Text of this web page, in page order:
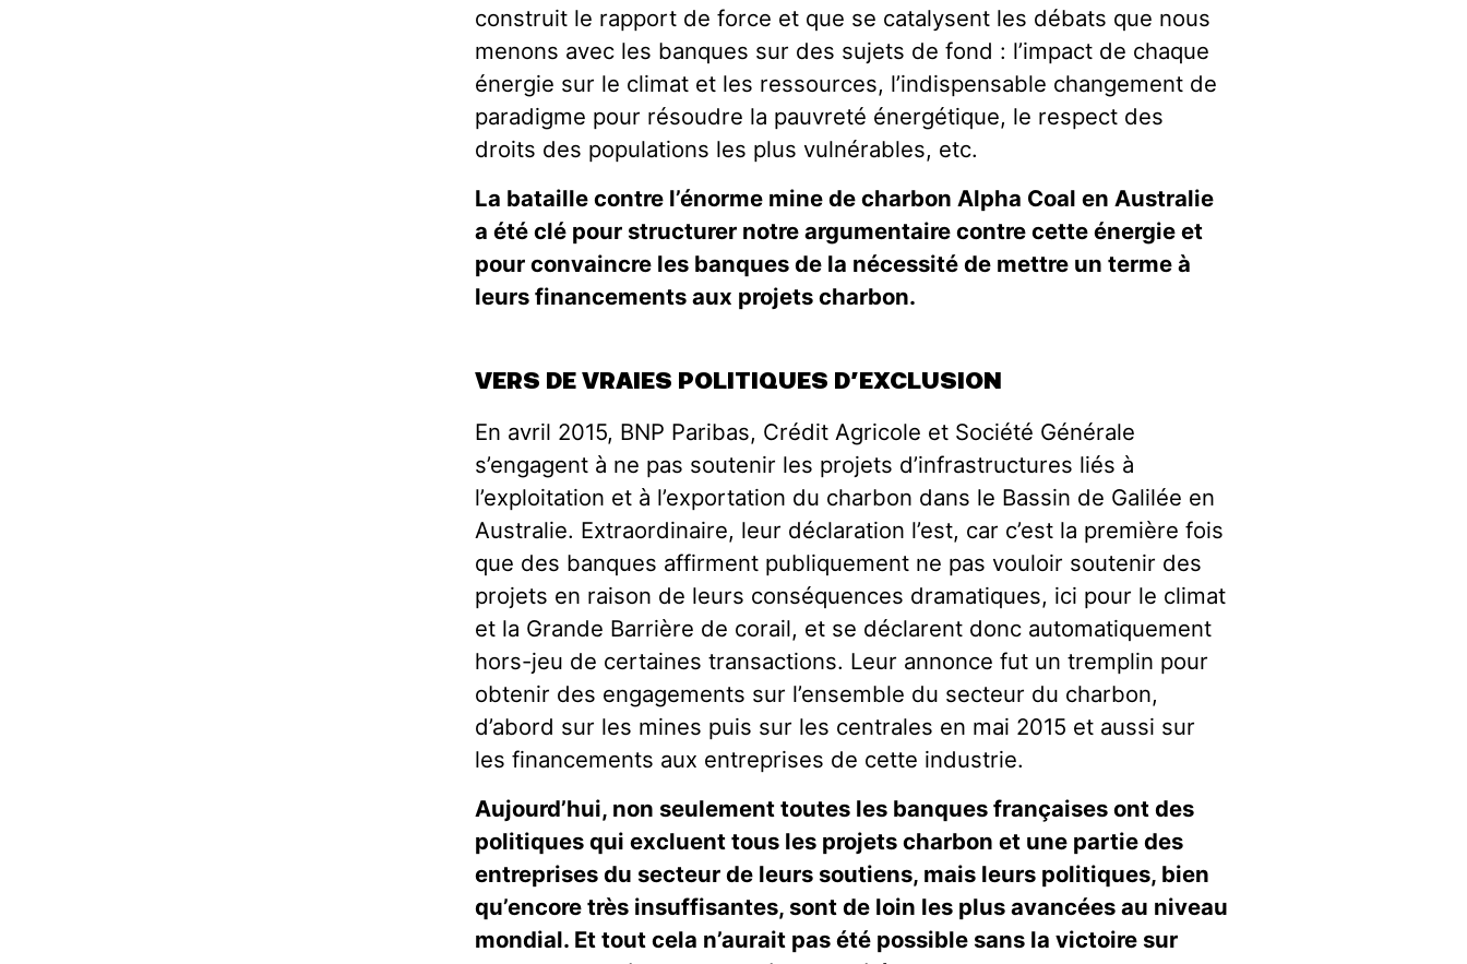
construit le rapport de force et que se catalysent les débats que nous
menons avec les banques sur des sujets de fond : l’impact de chaque
énergie sur le climat et les ressources, l’indispensable changement de
paradigme pour résoudre la pauvreté énergétique, le respect des
droits des populations les plus vulnérables, etc.
La bataille contre l’énorme mine de charbon Alpha Coal en Australie
a été clé pour structurer notre argumentaire contre cette énergie et
pour convaincre les banques de la nécessité de mettre un terme à
leurs financements aux projets charbon.
VERS DE VRAIES POLITIQUES D’EXCLUSION
En avril 2015, BNP Paribas, Crédit Agricole et Société Générale
s’engagent à ne pas soutenir les projets d’infrastructures liés à
l’exploitation et à l’exportation du charbon dans le Bassin de Galilée en
Australie. Extraordinaire, leur déclaration l’est, car c’est la première fois
que des banques affirment publiquement ne pas vouloir soutenir des
projets en raison de leurs conséquences dramatiques, ici pour le climat
et la Grande Barrière de corail, et se déclarent donc automatiquement
hors-jeu de certaines transactions. Leur annonce fut un tremplin pour
obtenir des engagements sur l’ensemble du secteur du charbon,
d’abord sur les mines puis sur les centrales en mai 2015 et aussi sur
les financements aux entreprises de cette industrie.
Aujourd’hui, non seulement toutes les banques françaises ont des
politiques qui excluent tous les projets charbon et une partie des
entreprises du secteur de leurs soutiens, mais leurs politiques, bien
qu’encore très insuffisantes, sont de loin les plus avancées au niveau
mondial. Et tout cela n’aurait pas été possible sans la victoire sur